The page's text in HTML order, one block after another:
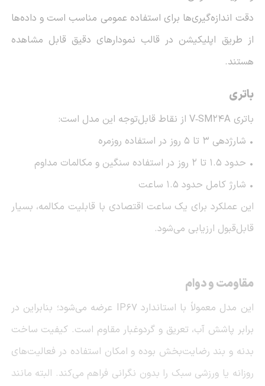
دقت اندازه‌گیری‌ها برای استفاده عمومی مناسب است و داده‌ها
از طریق اپلیکیشن در قالب نمودارهای دقیق قابل مشاهده
هستند.
باتری
باتری V‑SM24A از نقاط قابل‌توجه این مدل است:
• شارژدهی 3 تا 5 روز در استفاده روزمره
• حدود 1.5 تا 2 روز در استفاده سنگین و مکالمات مداوم
• شارژ کامل حدود 1.5 ساعت
این عملکرد برای یک ساعت اقتصادی با قابلیت مکالمه، بسیار
قابل‌قبول ارزیابی می‌شود.
مقاومت و دوام
این مدل معمولاً با استاندارد IP67 عرضه می‌شود؛ بنابراین در
برابر پاشش آب، تعریق و گردوغبار مقاوم است. کیفیت ساخت
بدنه و بند رضایت‌بخش بوده و امکان استفاده در فعالیت‌های
روزانه یا ورزشی سبک را بدون نگرانی فراهم می‌کند. البته مانند